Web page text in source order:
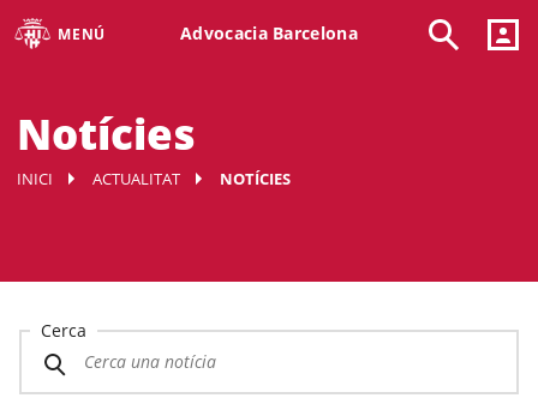
MENÚ Advocacia Barcelona
Notícies
INICI ACTUALITAT NOTÍCIES
Cerca